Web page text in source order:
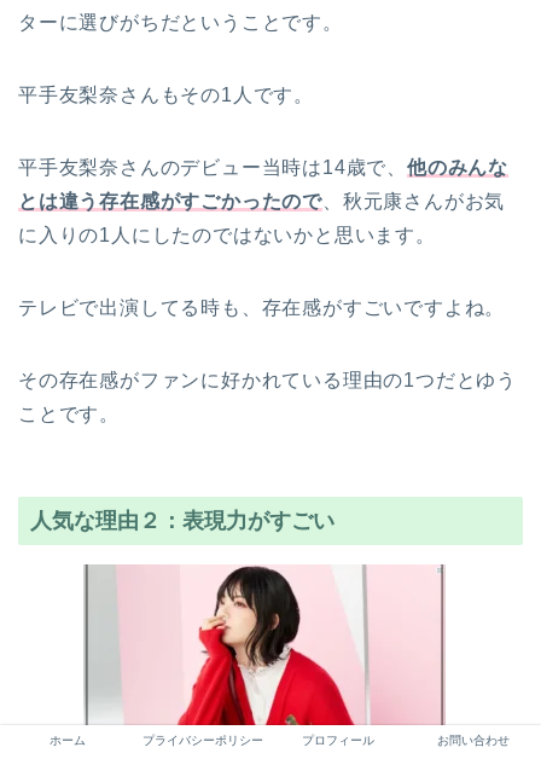
ターに選びがちだということです。
平手友梨奈さんもその1人です。
平手友梨奈さんのデビュー当時は14歳で、 他のみんな
とは違う存在感がすごかったので 、秋元康さんがお気
に入りの1人にしたのではないかと思います。
テレビで出演してる時も、存在感がすごいですよね。
その存在感がファンに好かれている理由の1つだとゆう
ことです。
人気な理由２：表現力がすごい
ホーム プライバシーポリシー プロフィール お問い合わせ